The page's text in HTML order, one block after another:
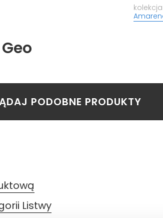
kolekcja
PODOBNE PRODUKTY
Listwy